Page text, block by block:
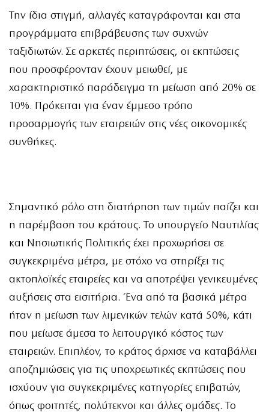
Την ίδια στιγμή, αλλαγές καταγράφονται και στα
προγράμματα επιβράβευσης των συχνών
ταξιδιωτών. Σε αρκετές περιπτώσεις, οι εκπτώσεις
που προσφέρονταν έχουν μειωθεί, με
χαρακτηριστικό παράδειγμα τη μείωση από 20% σε
10%. Πρόκειται για έναν έμμεσο τρόπο
προσαρμογής των εταιρειών στις νέες οικονομικές
συνθήκες.
Σημαντικό ρόλο στη διατήρηση των τιμών παίζει και
η παρέμβαση του κράτους. Το υπουργείο Ναυτιλίας
και Νησιωτικής Πολιτικής έχει προχωρήσει σε
συγκεκριμένα μέτρα, με στόχο να στηρίξει τις
ακτοπλοϊκές εταιρείες και να αποτρέψει γενικευμένες
αυξήσεις στα εισιτήρια. Ένα από τα βασικά μέτρα
ήταν η μείωση των λιμενικών τελών κατά 50%, κάτι
που μείωσε άμεσα το λειτουργικό κόστος των
εταιρειών. Επιπλέον, το κράτος άρχισε να καταβάλλει
αποζημιώσεις για τις υποχρεωτικές εκπτώσεις που
ισχύουν για συγκεκριμένες κατηγορίες επιβατών,
όπως φοιτητές, πολύτεκνοι και άλλες ομάδες. Το